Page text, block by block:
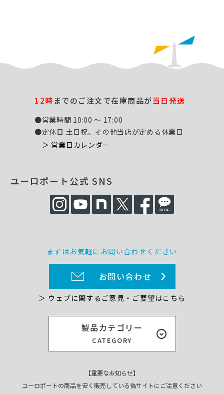
製品カテゴリー
CATEGORY
12時までのご注文で在庫商品が当日発送
●営業時間 10:00 ～ 17:00
●定休日 土日祝、その他当店が定める休業日
＞ 営業日カレンダー
ユーロポート公式 SNS
まずはお気軽にお問い合わせください
お問い合わせ
＞ ウェブに関するご意見・ご要望はこちら
【重要なお知らせ】
ユーロポートの商品を安く販売している偽サイトにご注意ください